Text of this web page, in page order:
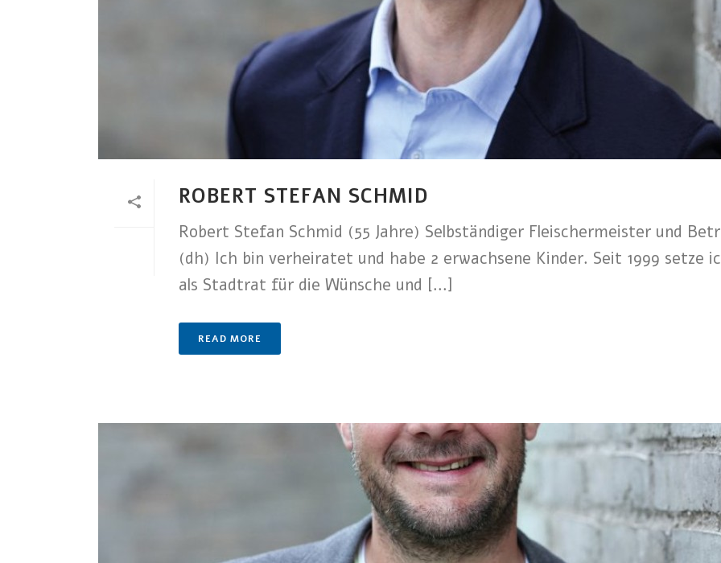
ROBERT STEFAN SCHMID
Robert Stefan Schmid (55 Jahre) Selbständiger Fleischermeister und
(dh) Ich bin verheiratet und habe 2 erwachsene Kinder. Seit 1999 setze
als Stadtrat für die Wünsche und [...]
READ MORE